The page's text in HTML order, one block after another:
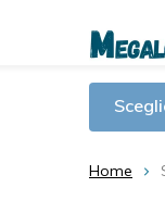
Home